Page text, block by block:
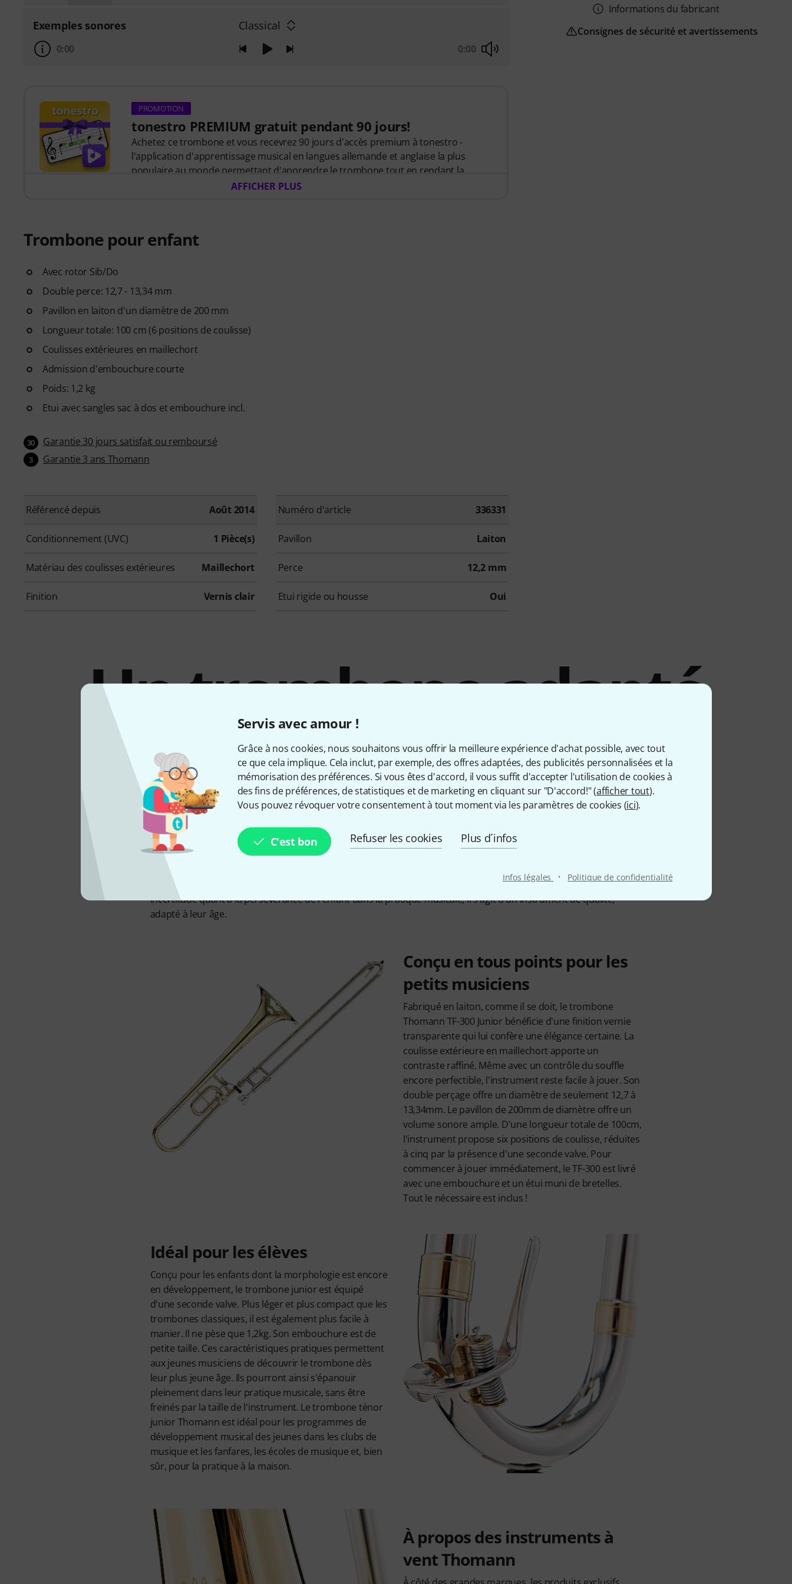
Servis avec amour !
Grâce à nos cookies, nous souhaitons vous offrir la meilleure expérience d'achat possible, avec tout
ce que cela implique. Cela inclut, par exemple, des offres adaptées, des publicités personnalisées et la
mémorisation des préférences. Si vous êtes d'accord, il vous suffit d'accepter l'utilisation de cookies à
des fins de préférences, de statistiques et de marketing en cliquant sur "D'accord!" (afficher tout).
Vous pouvez révoquer votre consentement à tout moment via les paramètres de cookies (ici).
C'est bon Refuser les cookies Plus d´infos
Infos légales · Politique de confidentialité
Exemples sonores Classical
0:00 0:00
PROMOTION
tonestro PREMIUM gratuit pendant 90 jours!
Achetez ce trombone et vous recevrez 90 jours d'accès premium à tonestro -
l'application d'apprentissage musical en langues allemande et anglaise la plus
populaire au monde permettant d'apprendre le trombone tout en rendant la
écoute pendant que vous jouez, analyse chaque note jouée et vous donne un
AFFICHER PLUS
Trombone pour enfant
Avec rotor Sib/Do
Double perce: 12,7 - 13,34 mm
Pavillon en laiton d'un diamètre de 200 mm
Longueur totale: 100 cm (6 positions de coulisse)
Coulisses extérieures en maillechort
Admission d'embouchure courte
Poids: 1,2 kg
Etui avec sangles sac à dos et embouchure incl.
30 Garantie 30 jours satisfait ou remboursé
3 Garantie 3 ans Thomann
Référencé depuis Août 2014 Numéro d'article 336331
Conditionnement (UVC) 1 Pièce(s) Pavillon Laiton
Matériau des coulisses extérieures Maillechort Perce 12,2 mm
Finition Vernis clair Etui rigide ou housse Oui
Informations du fabricant
Consignes de sécurité et avertissements
Un trombone adapté
aux enfants
Pour que les enfants conservent leur passion pour la musique et leur instrument, il est essentiel de leur fournir
des instruments de qualité. Et il vaut mieux éviter, pour les parents comme pour les enfants, que ces derniers
soient confrontés à des problèmes techniques qu'ils ne sont pas encore capables d'identifier. Le trombone
Thomann TF-300 Junior répond parfaitement aux besoins des enfants et leur offre une qualité constante et des
fonctionnalités bien pensées. Loin d'être un instrument bas de gamme conçu pour faire des économies par simple
incertitude quant à la persévérance de l'enfant dans la pratique musicale, il s'agit d'un instrument de qualité,
adapté à leur âge.
Conçu en tous points pour les
petits musiciens
Fabriqué en laiton, comme il se doit, le trombone
Thomann TF-300 Junior bénéficie d'une finition vernie
transparente qui lui confère une élégance certaine. La
coulisse extérieure en maillechort apporte un
contraste raffiné. Même avec un contrôle du souffle
encore perfectible, l'instrument reste facile à jouer. Son
double perçage offre un diamètre de seulement 12,7 à
13,34mm. Le pavillon de 200mm de diamètre offre un
volume sonore ample. D'une longueur totale de 100cm,
l'instrument propose six positions de coulisse, réduites
à cinq par la présence d'une seconde valve. Pour
commencer à jouer immédiatement, le TF-300 est livré
avec une embouchure et un étui muni de bretelles.
Tout le nécessaire est inclus !
Idéal pour les élèves
Conçu pour les enfants dont la morphologie est encore
en développement, le trombone junior est équipé
d'une seconde valve. Plus léger et plus compact que les
trombones classiques, il est également plus facile à
manier. Il ne pèse que 1,2kg. Son embouchure est de
petite taille. Ces caractéristiques pratiques permettent
aux jeunes musiciens de découvrir le trombone dès
leur plus jeune âge. Ils pourront ainsi s'épanouir
pleinement dans leur pratique musicale, sans être
freinés par la taille de l'instrument. Le trombone ténor
junior Thomann est idéal pour les programmes de
développement musical des jeunes dans les clubs de
musique et les fanfares, les écoles de musique et, bien
sûr, pour la pratique à la maison.
À propos des instruments à
vent Thomann